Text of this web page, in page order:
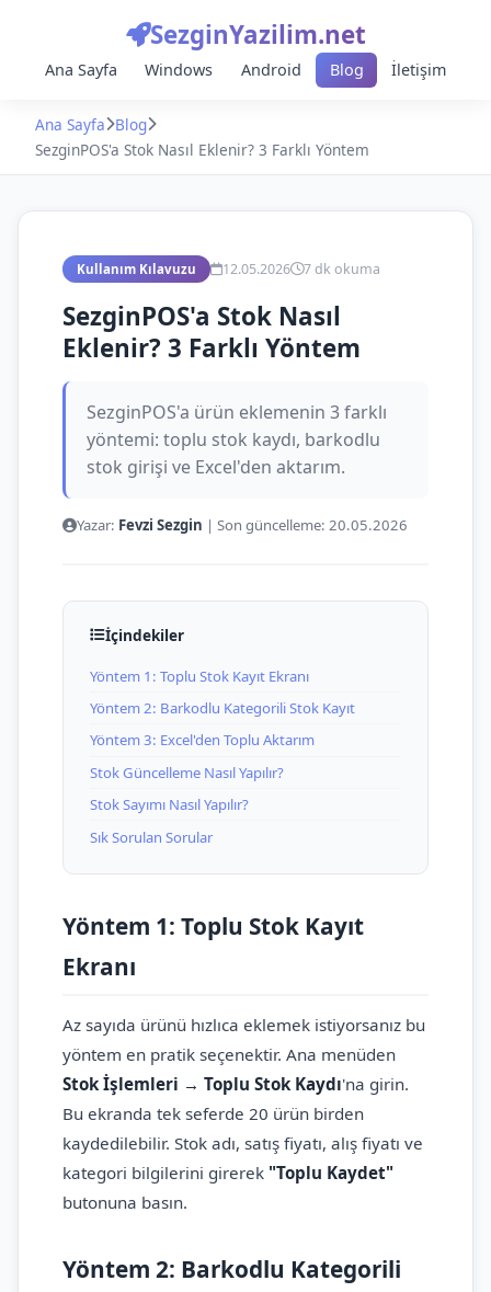
SezginYazilim.net
Ana Sayfa Windows Android Blog İletişim
Ana Sayfa Blog
SezginPOS'a Stok Nasıl Eklenir? 3 Farklı Yöntem
Kullanım Kılavuzu 12.05.2026 7 dk okuma
SezginPOS'a Stok Nasıl
Eklenir? 3 Farklı Yöntem
SezginPOS'a ürün eklemenin 3 farklı
yöntemi: toplu stok kaydı, barkodlu
stok girişi ve Excel'den aktarım.
Yazar: Fevzi Sezgin | Son güncelleme: 20.05.2026
İçindekiler
Yöntem 1: Toplu Stok Kayıt Ekranı
Yöntem 2: Barkodlu Kategorili Stok Kayıt
Yöntem 3: Excel'den Toplu Aktarım
Stok Güncelleme Nasıl Yapılır?
Stok Sayımı Nasıl Yapılır?
Sık Sorulan Sorular
Yöntem 1: Toplu Stok Kayıt
Ekranı
Az sayıda ürünü hızlıca eklemek istiyorsanız bu
yöntem en pratik seçenektir. Ana menüden
Stok İşlemleri → Toplu Stok Kaydı'na girin.
Bu ekranda tek seferde 20 ürün birden
kaydedilebilir. Stok adı, satış fiyatı, alış fiyatı ve
kategori bilgilerini girerek "Toplu Kaydet"
butonuna basın.
Yöntem 2: Barkodlu Kategorili